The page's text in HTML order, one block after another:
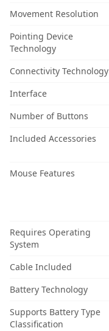
Movement Resolution
Pointing Device
Technology
Connectivity Technology
Interface
Number of Buttons
Included Accessories
Mouse Features
Requires Operating
System
Cable Included
Battery Technology
Supports Battery Type
Classification